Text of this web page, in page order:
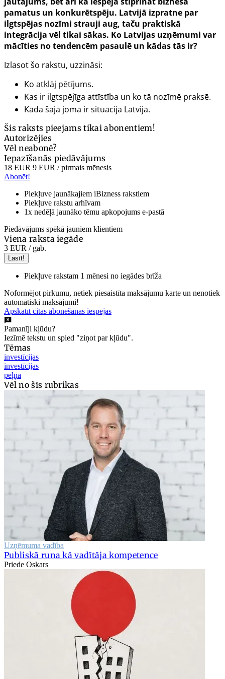
pamatus un konkurētspēju. Latvijā izpratne par
ilgtspējas nozīmi strauji aug, taču praktiskā
integrācija vēl tikai sākas. Ko Latvijas uzņēmumi var
mācīties no tendencēm pasaulē un kādas tās ir?
Izlasot šo rakstu, uzzināsi:
Ko atklāj pētījums.
Kas ir ilgtspējīga attīstība un ko tā nozīmē praksē.
Kāda šajā jomā ir situācija Latvijā.
Šis raksts pieejams tikai abonentiem!
Autorizējies
Vēl neabonē?
Iepazīšanās piedāvājums
18 EUR 9 EUR / pirmais mēnesis
Abonēt!
Piekļuve jaunākajiem iBizness rakstiem
Piekļuve rakstu arhīvam
1x nedēļā jaunāko tēmu apkopojums e-pastā
Piedāvājums spēkā jauniem klientiem
Viena raksta iegāde
3 EUR / gab.
Lasīt!
Piekļuve rakstam 1 mēnesi no iegādes brīža
Noformējot pirkumu, netiek piesaistīta maksājumu karte un nenotiek
automātiski maksājumi!
Apskatīt citas abonēšanas iespējas
Pamanīji kļūdu?
Iezīmē tekstu un spied "ziņot par kļūdu".
Tēmas
investīcijas
investīcijas
peļņa
Vēl no šīs rubrikas
Uzņēmuma vadība
Publiskā runa kā vadītāja kompetence
Priede Oskars